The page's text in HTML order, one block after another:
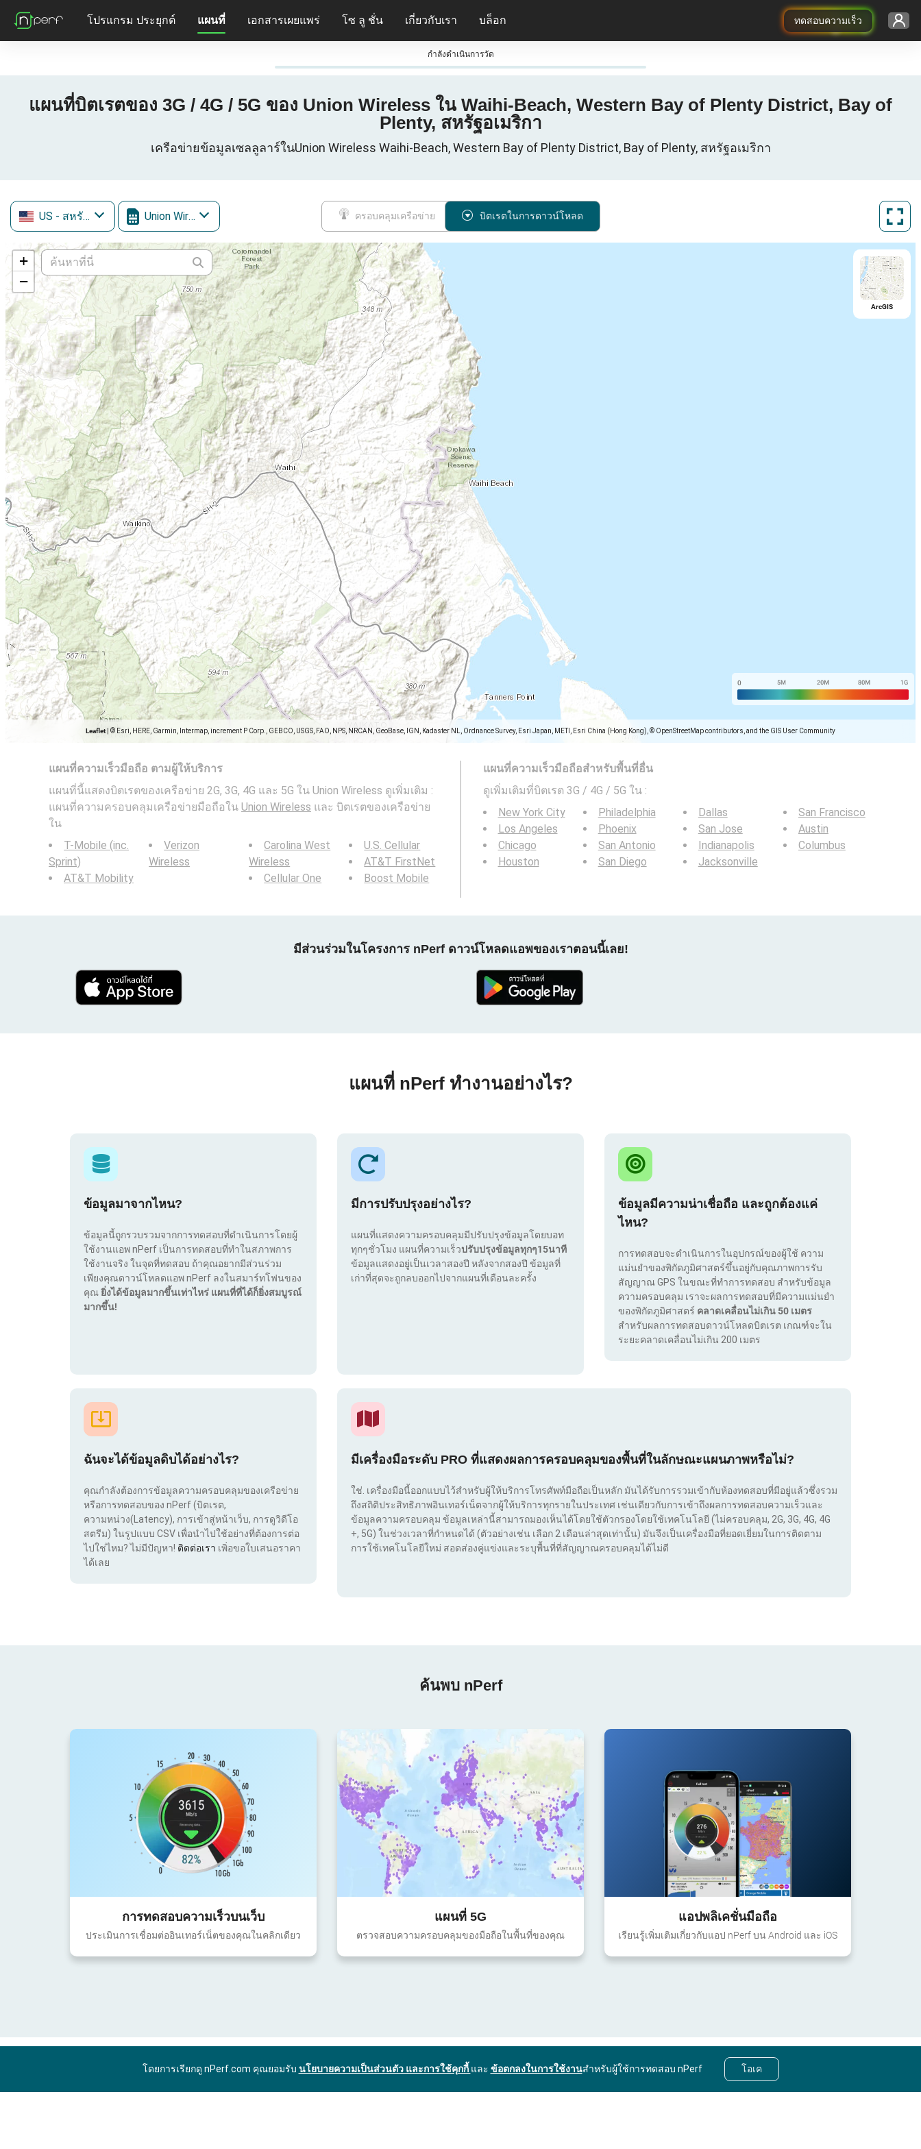
ทดสอบความเร็ว
โปรแกรม ประยุกต์ แผนที่ เอกสารเผยแพร่ โซ ลู ชั่น เกี่ยวกับเรา บล็อก
กําลังดําเนินการวัด
แผนที่บิตเรตของ 3G / 4G / 5G ของ Union Wireless ใน Waihi-Beach, Western Bay of Plenty District, Bay of
Plenty, สหรัฐอเมริกา
เครือข่ายข้อมูลเซลลูลาร์ในUnion Wireless Waihi-Beach, Western Bay of Plenty District, Bay of Plenty, สหรัฐอเมริกา
US - สหรัฐอเมริกา Union Wireless ครอบคลุมเครือข่าย บิตเรตในการดาวน์โหลด
+
−
Leaflet © Esri, HERE, Garmin, Intermap, increment P Corp., GEBCO, USGS, FAO, NPS, NRCAN, GeoBase, IGN, Kadaster NL, Ordnance Survey, Esri Japan, METI, Esri China (Hong Kong), © OpenStreetMap contributors, and the GIS User Community
ArcGIS
แผนที่ความเร็วมือถือ ตามผู้ให้บริการ
แผนที่นี้แสดงบิตเรตของเครือข่าย 2G, 3G, 4G และ 5G ใน Union Wireless ดูเพิ่มเติม :
แผนที่ความครอบคลุมเครือข่ายมือถือใน Union Wireless และ บิตเรตของเครือข่าย
ใน
T-Mobile (inc.
Sprint)
AT&T Mobility
Verizon
Wireless
Carolina West
Wireless
Cellular One
U.S. Cellular
AT&T FirstNet
Boost Mobile
แผนที่ความเร็วมือถือสำหรับพื้นที่อื่น
ดูเพิ่มเติมที่บิตเรต 3G / 4G / 5G ใน :
New York City
Los Angeles
Chicago
Houston
Philadelphia
Phoenix
San Antonio
San Diego
Dallas
San Jose
Indianapolis
Jacksonville
San Francisco
Austin
Columbus
มีส่วนร่วมในโครงการ nPerf ดาวน์โหลดแอพของเราตอนนี้เลย!
แผนที่ nPerf ทำงานอย่างไร?
ข้อมูลมาจากไหน?
ข้อมูลนี้ถูกรวบรวมจากการทดสอบที่ดำเนินการโดยผู้
ใช้งานแอพ nPerf เป็นการทดสอบที่ทำในสภาพการ
ใช้งานจริง ในจุดที่ทดสอบ ถ้าคุณอยากมีส่วนร่วม
เพียงคุณดาวน์โหลดแอพ nPerf ลงในสมาร์ทโฟนของ
คุณยิ่งได้ข้อมูลมากขึ้นเท่าไหร่ แผนที่ที่ได้ก็ยิ่งสมบูรณ์
มากขึ้น!
มีการปรับปรุงอย่างไร?
แผนที่แสดงความครอบคลุมมีปรับปรุงข้อมูลโดยบอท
ทุกๆชั่วโมง แผนที่ความเร็วปรับปรุงข้อมูลทุกๆ15นาที
ข้อมูลแสดงอยู่เป็นเวลาสองปี หลังจากสองปี ข้อมูลที่
เก่าที่สุดจะถูกลบออกไปจากแผนที่เดือนละครั้ง
ข้อมูลมีความน่าเชื่อถือ และถูกต้องแค่
ไหน?
การทดสอบจะดำเนินการในอุปกรณ์ของผู้ใช้ ความ
แม่นยำของพิกัดภูมิศาสตร์ขึ้นอยู่กับคุณภาพการรับ
สัญญาณ GPS ในขณะที่ทำการทดสอบ สำหรับข้อมูล
ความครอบคลุม เราจะผลการทดสอบที่มีความแม่นยำ
ของพิกัดภูมิศาสตร์ คลาดเคลื่อนไม่เกิน 50 เมตร
สำหรับผลการทดสอบดาวน์โหลดบิตเรต เกณฑ์จะใน
ระยะคลาดเคลื่อนไม่เกิน 200 เมตร
ฉันจะได้ข้อมูลดิบได้อย่างไร?
คุณกำลังต้องการข้อมูลความครอบคลุมของเครือข่าย
หรือการทดสอบของ nPerf (บิตเรต,
ความหน่วง(Latency), การเข้าสู่หน้าเว็บ, การดูวิดีโอ
สตรีม) ในรูปแบบ CSV เพื่อนำไปใช้อย่างที่ต้องการต่อ
ไปใช่ไหม? ไม่มีปัญหา! ติดต่อเรา เพิ่อขอใบเสนอราคา
ได้เลย
มีเครื่องมือระดับ PRO ที่แสดงผลการครอบคลุมของพื้นที่ในลักษณะแผนภาพหรือไม่?
ใช่. เครื่องมือนี้ออกแบบไว้สำหรับผู้ให้บริการโทรศัพท์มือถือเป็นหลัก มันได้รับการรวมเข้ากับห้องทดสอบที่มีอยู่แล้วซึ่งรวม
ถึงสถิติประสิทธิภาพอินเทอร์เน็ตจากผู้ให้บริการทุกรายในประเทศ เช่นเดียวกับการเข้าถึงผลการทดสอบความเร็วและ
ข้อมูลความครอบคลุม ข้อมูลเหล่านี้สามารถมองเห็นได้โดยใช้ตัวกรองโดยใช้เทคโนโลยี (ไม่ครอบคลุม, 2G, 3G, 4G, 4G
+, 5G) ในช่วงเวลาที่กำหนดได้ (ตัวอย่างเช่น เลือก 2 เดือนล่าสุดเท่านั้น) มันจึงเป็นเครื่องมือที่ยอดเยี่ยมในการติดตาม
การใช้เทคโนโลยีใหม่ สอดส่องคู่แข่งและระบุพื้นที่ที่สัญญาณครอบคลุมได้ไม่ดี
ค้นพบ nPerf
การทดสอบความเร็วบนเว็บ
ประเมินการเชื่อมต่ออินเทอร์เน็ตของคุณในคลิกเดียว
แผนที่ 5G
ตรวจสอบความครอบคลุมของมือถือในพื้นที่ของคุณ
แอปพลิเคชั่นมือถือ
เรียนรู้เพิ่มเติมเกี่ยวกับแอป nPerf บน Android และ iOS
โดยการเรียกดู nPerf.com คุณยอมรับ นโยบายความเป็นส่วนตัว และการใช้คุกกี้ และ ข้อตกลงในการใช้งานสำหรับผู้ใช้การทดสอบ nPerf โอเค